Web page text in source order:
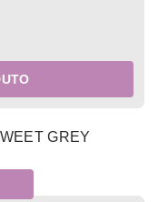
GREY